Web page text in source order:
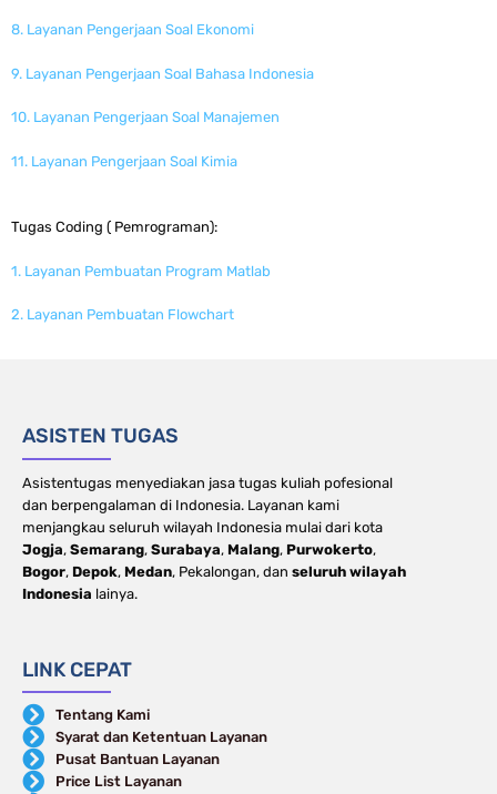
8. Layanan Pengerjaan Soal Ekonomi
9. Layanan Pengerjaan Soal Bahasa Indonesia
10. Layanan Pengerjaan Soal Manajemen
11. Layanan Pengerjaan Soal Kimia
Tugas Coding ( Pemrograman):
1. Layanan Pembuatan Program Matlab
2. Layanan Pembuatan Flowchart
ASISTEN TUGAS
Asistentugas menyediakan jasa tugas kuliah pofesional
dan berpengalaman di Indonesia. Layanan kami
menjangkau seluruh wilayah Indonesia mulai dari kota
Jogja, Semarang, Surabaya, Malang, Purwokerto,
Bogor, Depok, Medan, Pekalongan, dan seluruh wilayah
Indonesia lainya.
LINK CEPAT
Tentang Kami
Syarat dan Ketentuan Layanan
Pusat Bantuan Layanan
Price List Layanan